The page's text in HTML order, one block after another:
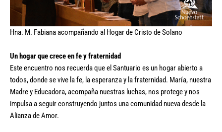
Hna. M. Fabiana acompañando al Hogar de Cristo de Solano
Un hogar que crece en fe y fraternidad
Este encuentro nos recuerda que el Santuario es un hogar abierto a
todos, donde se vive la fe, la esperanza y la fraternidad. María, nuestra
Madre y Educadora, acompaña nuestras luchas, nos protege y nos
impulsa a seguir construyendo juntos una comunidad nueva desde la
Alianza de Amor.